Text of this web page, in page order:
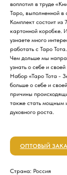
воплотил в труде
Таро, выполненной в
Комплект состоит из
картонной коробке.
узнаете много
работать с Таро
Чем дольше мы
узнать о себе и своей
Набор «Таро Тота -
больше о себе и
причины
также стать мощным
духовного роста.
ОПТОВЫЙ
Страна: Россия